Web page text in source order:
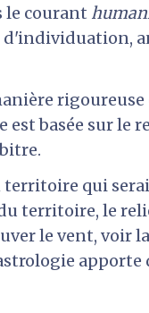
le courant
basée sur le
territoire qui
territoire, le
le vent, voir